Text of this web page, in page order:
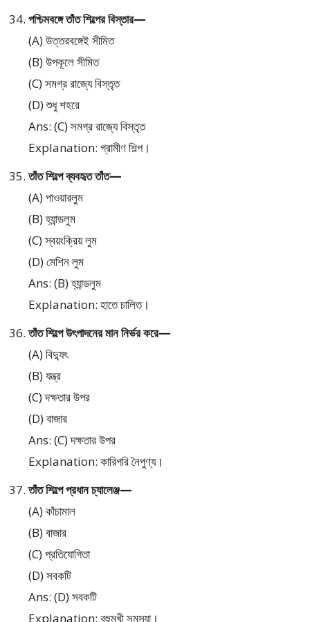
পশ্চিমবঙ্গে তাঁত শিল্পের বিস্তার—
(A) উত্তরবঙ্গেই সীমিত
(B) উপকূলে সীমিত
(C) সমগ্র রাজ্যে বিস্তৃত
(D) শুধু শহরে
Ans: (C) সমগ্র রাজ্যে বিস্তৃত
Explanation: গ্রামীণ শিল্প।
তাঁত শিল্পে ব্যবহৃত তাঁত—
(A) পাওয়ারলুম
(B) হ্যান্ডলুম
(C) স্বয়ংক্রিয় লুম
(D) মেশিন লুম
Ans: (B) হ্যান্ডলুম
Explanation: হাতে চালিত।
তাঁত শিল্পে উৎপাদনের মান নির্ভর করে—
(A) বিদ্যুৎ
(B) যন্ত্র
(C) দক্ষতার উপর
(D) বাজার
Ans: (C) দক্ষতার উপর
Explanation: কারিগরি নৈপুণ্য।
তাঁত শিল্পে প্রধান চ্যালেঞ্জ—
(A) কাঁচামাল
(B) বাজার
(C) প্রতিযোগিতা
(D) সবকটি
Ans: (D) সবকটি
Explanation: বহুমুখী সমস্যা।